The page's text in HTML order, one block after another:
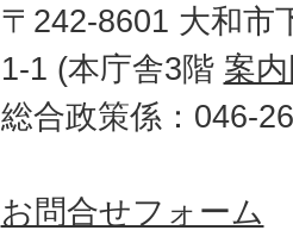
〒242-8601 大和市
1-1 (本庁舎3階 案
総合政策係：046-
お問合せフォーム